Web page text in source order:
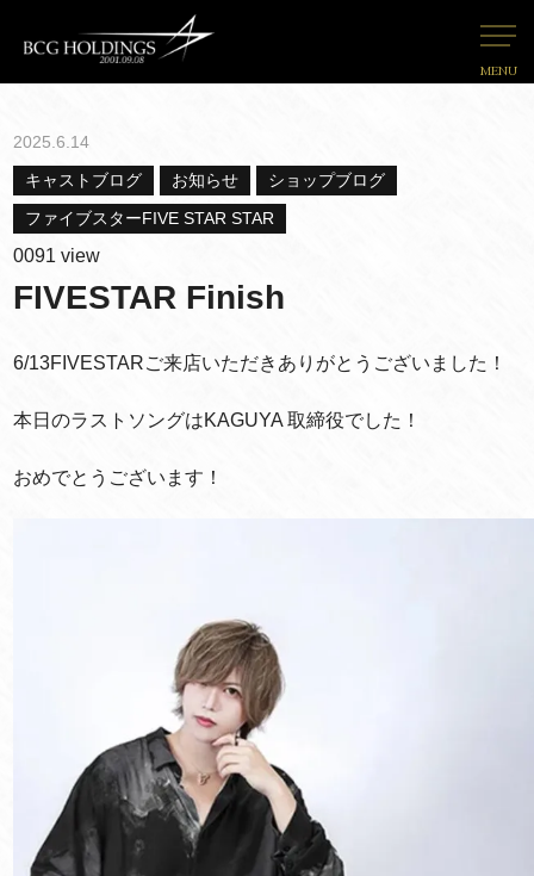
MENU
2025.6.14
キャストブログ
お知らせ
ショップブログ
ファイブスターFIVE STAR STAR
0091 view
FIVESTAR Finish
6/13FIVESTARご来店いただきありがとうございました！
本日のラストソングはKAGUYA 取締役でした！
おめでとうございます！